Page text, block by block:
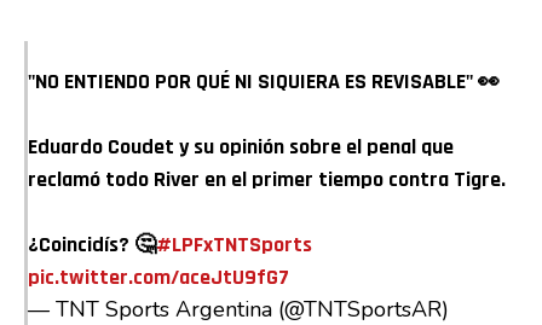
"NO ENTIENDO POR QUÉ NI SIQUIERA ES REVISABLE" 👀
Eduardo Coudet y su opinión sobre el penal que
reclamó todo River en el primer tiempo contra Tigre.
¿Coincidís? 🤔#LPFxTNTSports
pic.twitter.com/aceJtU9fG7
— TNT Sports Argentina (@TNTSportsAR)
Whatsapp
Email